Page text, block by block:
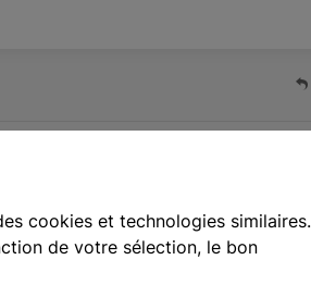
cookies et technologies similaires.
de votre sélection, le bon